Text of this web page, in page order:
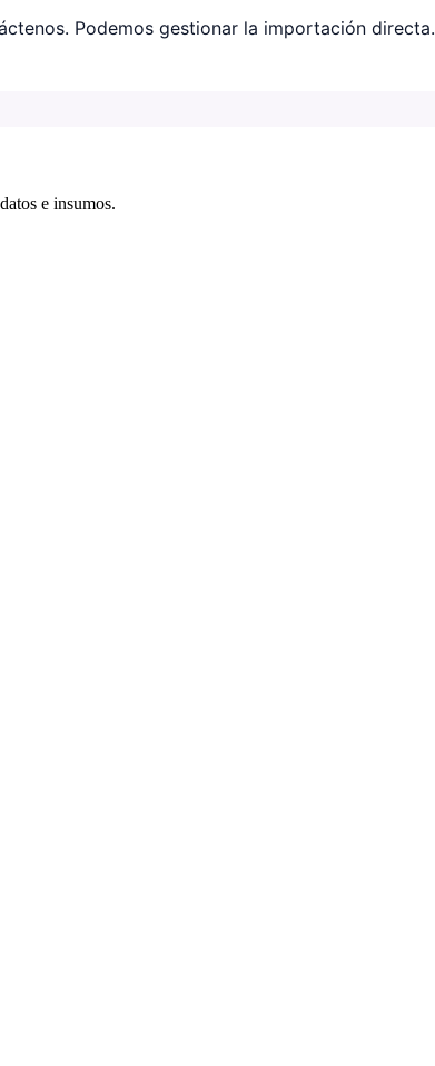
Podemos gestionar la importación directa.
e insumos.